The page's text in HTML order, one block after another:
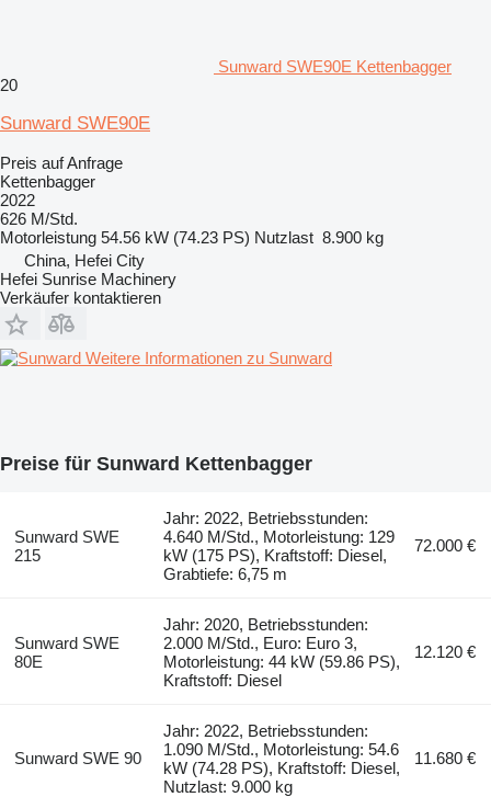
Sunward SWE90E Kettenbagger
20
Sunward SWE90E
Preis auf Anfrage
Kettenbagger
2022
626 M/Std.
Motorleistung 54.56 kW (74.23 PS) Nutzlast 8.900 kg
China, Hefei City
Hefei Sunrise Machinery
Verkäufer kontaktieren
Weitere Informationen zu Sunward
Preise für Sunward Kettenbagger
Sunward SWE
215
Jahr: 2022, Betriebsstunden:
4.640 M/Std., Motorleistung: 129
kW (175 PS), Kraftstoff: Diesel,
Grabtiefe: 6,75 m
72.000 €
Sunward SWE
80E
Jahr: 2020, Betriebsstunden:
2.000 M/Std., Euro: Euro 3,
Motorleistung: 44 kW (59.86 PS),
Kraftstoff: Diesel
12.120 €
Sunward SWE 90
Jahr: 2022, Betriebsstunden:
1.090 M/Std., Motorleistung: 54.6
kW (74.28 PS), Kraftstoff: Diesel,
Nutzlast: 9.000 kg
11.680 €